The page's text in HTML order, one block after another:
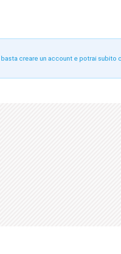
creare un account e potrai subito